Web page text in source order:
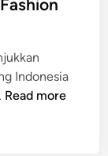
Indonesia
K
Read more